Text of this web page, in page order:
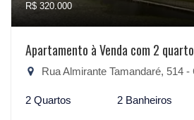
R$ 320.000
Apartamento à Venda com 2
Rua Almirante Tamandaré, 514
2 Quartos 2 Banheiros